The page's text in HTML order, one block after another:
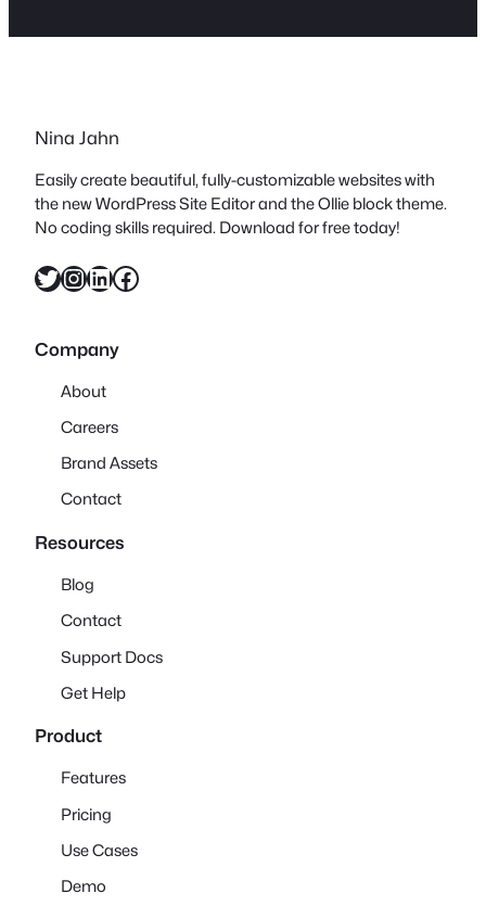
Nina Jahn
Easily create beautiful, fully-customizable websites with
the new WordPress Site Editor and the Ollie block theme.
No coding skills required. Download for free today!
Twitter InstagramLinkedIn Facebook
Company
About
Careers
Brand Assets
Contact
Resources
Blog
Contact
Support Docs
Get Help
Product
Features
Pricing
Use Cases
Demo